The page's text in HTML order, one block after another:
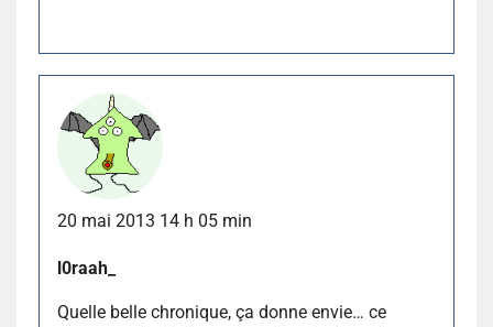
20 mai 2013 14 h 05 min
l0raah_
Quelle belle chronique, ça donne envie… ce